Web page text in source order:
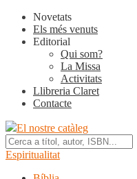
Novetats
Els més venuts
Editorial
Qui som?
La Missa
Activitats
Llibreria Claret
Contacte
El nostre catàleg
Espiritualitat